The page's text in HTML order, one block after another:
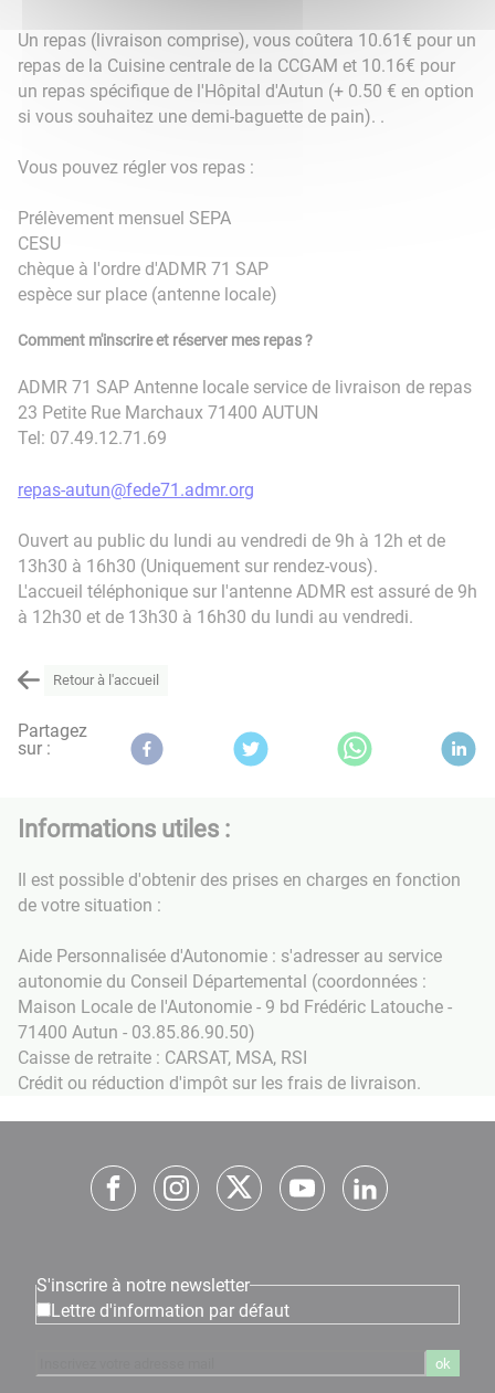
Un repas (livraison comprise), vous coûtera 10.61€ pour un
repas de la Cuisine centrale de la CCGAM et 10.16€ pour
un repas spécifique de l'Hôpital d'Autun (+ 0.50 € en option
si vous souhaitez une demi-baguette de pain). .
Vous pouvez régler vos repas :
Prélèvement mensuel SEPA
CESU
chèque à l'ordre d'ADMR 71 SAP
espèce sur place (antenne locale)
Comment m'inscrire et réserver mes repas ?
ADMR 71 SAP Antenne locale service de livraison de repas
23 Petite Rue Marchaux 71400 AUTUN
Tel: 07.49.12.71.69
repas-autun@fede71.admr.org
Ouvert au public du lundi au vendredi de 9h à 12h et de
13h30 à 16h30 (Uniquement sur rendez-vous).
L'accueil téléphonique sur l'antenne ADMR est assuré de 9h
à 12h30 et de 13h30 à 16h30 du lundi au vendredi.
Retour à l'accueil
Partagez
sur :
Informations utiles :
Il est possible d'obtenir des prises en charges en fonction
de votre situation :
Aide Personnalisée d'Autonomie : s'adresser au service
autonomie du Conseil Départemental (coordonnées :
Maison Locale de l'Autonomie - 9 bd Frédéric Latouche -
71400 Autun - 03.85.86.90.50)
Caisse de retraite : CARSAT, MSA, RSI
Crédit ou réduction d'impôt sur les frais de livraison.
S'inscrire à notre newsletter
Lettre d'information par défaut
ok